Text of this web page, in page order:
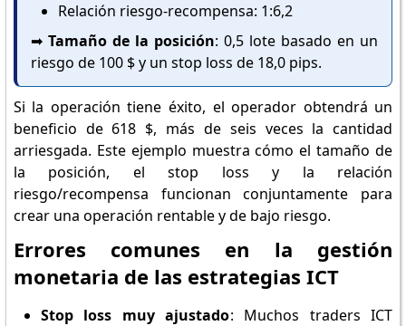
Relación riesgo-recompensa: 1:6,2
➡️ Tamaño de la posición: 0,5 lote basado en un
riesgo de 100 $ y un stop loss de 18,0 pips.
Si la operación tiene éxito, el operador obtendrá un
beneficio de 618 $, más de seis veces la cantidad
arriesgada. Este ejemplo muestra cómo el tamaño de
la posición, el stop loss y la relación
riesgo/recompensa funcionan conjuntamente para
crear una operación rentable y de bajo riesgo.
Errores comunes en la gestión
monetaria de las estrategias ICT
Stop loss muy ajustado: Muchos traders ICT